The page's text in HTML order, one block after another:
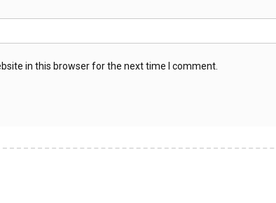
in this browser for the next time I comment.